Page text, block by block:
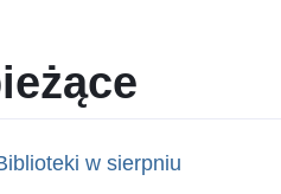
w sierpniu